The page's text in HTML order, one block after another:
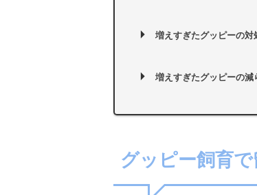
増えすぎたグッピーの対
増えすぎたグッピーの減
グッピー飼育